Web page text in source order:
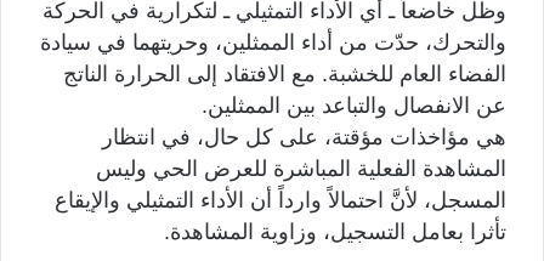
وظل خاضعاً ـ أي الأداء التمثيلي ـ لتكرارية في الحركة
والتحرك، حدّت من أداء الممثلين، وحريتهما في سيادة
الفضاء العام للخشبة. مع الافتقاد إلى الحرارة الناتج
عن الانفصال والتباعد بين الممثلين.
هي مؤاخذات مؤقتة، على كل حال، في انتظار
المشاهدة الفعلية المباشرة للعرض الحي وليس
المسجل، لأنَّ احتمالاً وارداً أن الأداء التمثيلي والإيقاع
تأثرا بعامل التسجيل، وزاوية المشاهدة.